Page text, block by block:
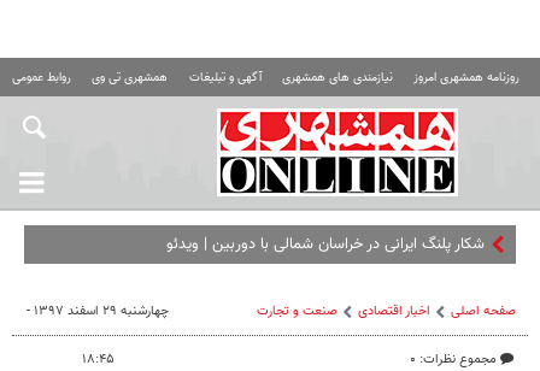
روزنامه همشهری امروز نیازمندی های همشهری آگهی و تبلیغات همشهری تی وی روابط عمومی
شکار پلنگ ایرانی در خراسان‌ شمالی با دوربین | ویدئو
صفحه اصلی اخبار اقتصادی صنعت و تجارت
مجموع نظرات: ۰
چهارشنبه ۲۹ اسفند ۱۳۹۷ -
۱۸:۴۵